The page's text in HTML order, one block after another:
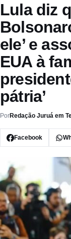
Lula diz
ele’ e
EUA à
pátria’
PorRedação Juruá em
Facebook